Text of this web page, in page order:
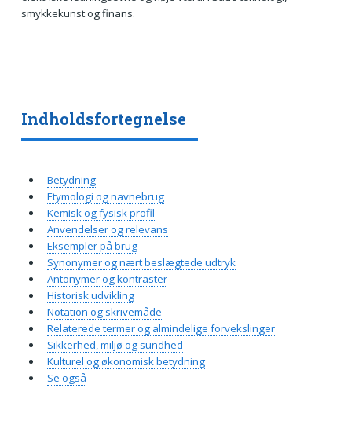
smykkekunst og finans.
Indholdsfortegnelse
Betydning
Etymologi og navnebrug
Kemisk og fysisk profil
Anvendelser og relevans
Eksempler på brug
Synonymer og nært beslægtede udtryk
Antonymer og kontraster
Historisk udvikling
Notation og skrivemåde
Relaterede termer og almindelige forvekslinger
Sikkerhed, miljø og sundhed
Kulturel og økonomisk betydning
Se også